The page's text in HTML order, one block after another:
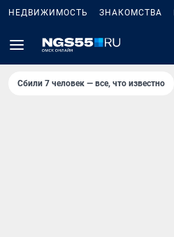
НЕДВИЖИМОСТЬ ЗНАКОМСТВА
Сбили 7 человек — все, что известно